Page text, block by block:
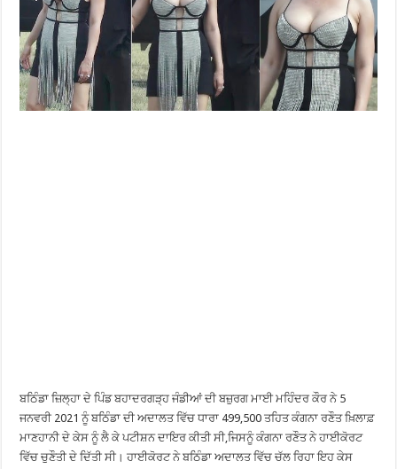
ਬਠਿੰਡਾ ਜ਼ਿਲ੍ਹਾ ਦੇ ਪਿੰਡ ਬਹਾਦਰਗੜ੍ਹ ਜੰਡੀਆਂ ਦੀ ਬਜ਼ੁਰਗ ਮਾਈ ਮਹਿੰਦਰ ਕੌਰ ਨੇ 5
ਜਨਵਰੀ 2021 ਨੂੰ ਬਠਿੰਡਾ ਦੀ ਅਦਾਲਤ ਵਿੱਚ ਧਾਰਾ 499,500 ਤਹਿਤ ਕੰਗਨਾ ਰਣੌਤ ਖ਼ਿਲਾਫ਼
ਮਾਣਹਾਨੀ ਦੇ ਕੇਸ ਨੂੰ ਲੈ ਕੇ ਪਟੀਸ਼ਨ ਦਾਇਰ ਕੀਤੀ ਸੀ,ਜਿਸਨੂੰ ਕੰਗਨਾ ਰਣੌਤ ਨੇ ਹਾਈਕੋਰਟ
ਵਿੱਚ ਚੁਣੌਤੀ ਦੇ ਦਿੱਤੀ ਸੀ। ਹਾਈਕੋਰਟ ਨੇ ਬਠਿੰਡਾ ਅਦਾਲਤ ਵਿੱਚ ਚੱਲ ਰਿਹਾ ਇਹ ਕੇਸ